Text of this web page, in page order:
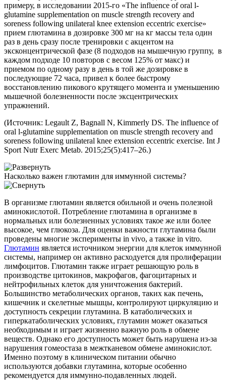
примеру, в исследовании 2015-го «The influence of oral l-
glutamine supplementation on muscle strength recovery and
soreness following unilateral knee extension eccentric exercise»
прием глютамина в дозировке 300 мг на кг массы тела один
раз в день сразу после тренировки с акцентом на
эксконцентрической фазе (8 подходов на мышечную группу, в
каждом подходе 10 повторов с весом 125% от макс) и
приемом по одному разу в день в той же дозировке в
последующие 72 часа, привел к более быстрому
восстановлению пикового крутящего момента и уменьшению
мышечной болезненности после эксцентрических
упражнений.
(Источник: Legault Z, Bagnall N, Kimmerly DS. The influence of
oral l-glutamine supplementation on muscle strength recovery and
soreness following unilateral knee extension eccentric exercise. Int J
Sport Nutr Exerc Metab. 2015;25(5):417–26.)
Насколько важен глютамин для иммунной системы?
В организме глютамин является обильной и очень полезной
аминокислотой. Потребление глютамина в организме в
нормальных или болезненных условиях такое же или более
высокое, чем глюкоза. Для оценки важности глутамина были
проведены многие эксперименты in vivo, а также in vitro.
Глютамин является источником энергии для клеток иммунной
системы, например он активно расходуется для пролиферации
лимфоцитов. Глютамин также играет решающую роль в
производстве цитокинов, макрофагов, фагоцитарных и
нейтрофильных клеток для уничтожения бактерий.
Большинство метаболических органов, таких как печень,
кишечник и скелетные мышцы, контролируют циркуляцию и
доступность секреции глутамина. В катаболических и
гиперкатаболических условиях, глутамин может оказаться
необходимым и играет жизненно важную роль в обмене
веществ. Однако его доступность может быть нарушена из-за
нарушения гомеостаза в межтканевом обмене аминокислот.
Именно поэтому в клиническом питании обычно
используются добавки глутамина, которые особенно
рекомендуется для иммунно-подавленных людей.